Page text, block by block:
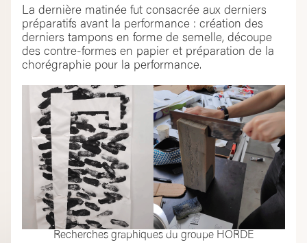
La dernière matinée fut consacrée aux derniers
préparatifs avant la performance : création des
derniers tampons en forme de semelle, découpe
des contre-formes en papier et préparation de la
chorégraphie pour la performance.
Recherches graphiques du groupe HORDE